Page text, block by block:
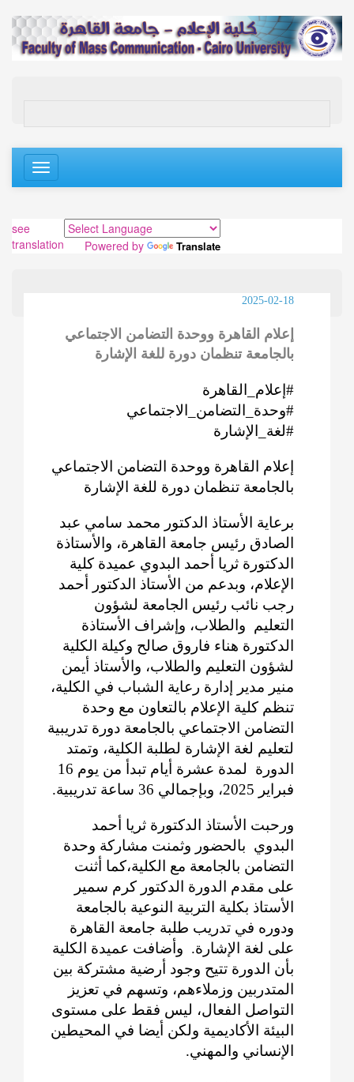
Toggle
navigation
see
translation
Powered by Translate
2025-02-18
إعلام القاهرة ووحدة التضامن الاجتماعي
بالجامعة تنظمان دورة للغة الإشارة
#إعلام_القاهرة
#وحدة_التضامن_الاجتماعي
#لغة_الإشارة
إعلام القاهرة ووحدة التضامن الاجتماعي
بالجامعة تنظمان دورة للغة الإشارة
برعاية الأستاذ الدكتور محمد سامي عبد
الصادق رئيس جامعة القاهرة، والأستاذة
الدكتورة ثريا أحمد البدوي عميدة كلية
الإعلام، وبدعم من الأستاذ الدكتور أحمد
رجب نائب رئيس الجامعة لشؤون
التعليم والطلاب، وإشراف الأستاذة
الدكتورة هناء فاروق صالح وكيلة الكلية
لشؤون التعليم والطلاب، والأستاذ أيمن
منير مدير إدارة رعاية الشباب في الكلية،
تنظم كلية الإعلام بالتعاون مع وحدة
التضامن الاجتماعي بالجامعة دورة تدريبية
لتعليم لغة الإشارة لطلبة الكلية، وتمتد
الدورة لمدة عشرة أيام تبدأ من يوم 16
فبراير 2025، وبإجمالي 36 ساعة تدريبية.
ورحبت الأستاذ الدكتورة ثريا أحمد
البدوي بالحضور وثمنت مشاركة وحدة
التضامن بالجامعة مع الكلية،كما أثنت
على مقدم الدورة الدكتور كرم سمير
الأستاذ بكلية التربية النوعية بالجامعة
ودوره في تدريب طلبة جامعة القاهرة
على لغة الإشارة. وأضافت عميدة الكلية
بأن الدورة تتيح وجود أرضية مشتركة بين
المتدربين وزملاءهم، وتسهم في تعزيز
التواصل الفعال، ليس فقط على مستوى
البيئة الأكاديمية ولكن أيضا في المحيطين
الإنساني والمهني.